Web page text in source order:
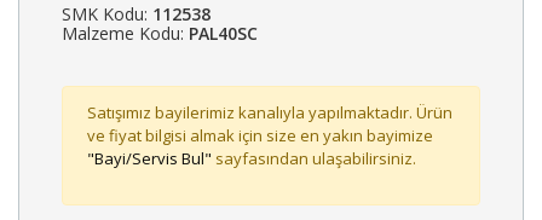
SMK Kodu: 112538
Malzeme Kodu: PAL40SC
Satışımız bayilerimiz kanalıyla yapılmaktadır. Ürün
ve fiyat bilgisi almak için size en yakın bayimize
"Bayi/Servis Bul" sayfasından ulaşabilirsiniz.